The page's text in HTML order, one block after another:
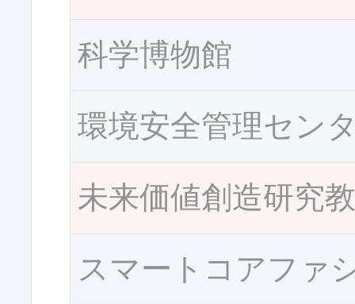
科学博物館
環境安全管理セン
未来価値創造研究
スマートコアファ